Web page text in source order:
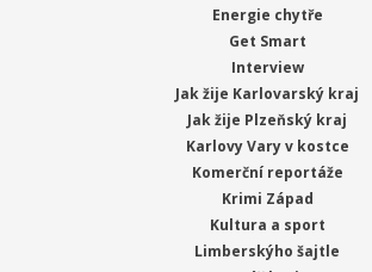
Energie chytře
Get Smart
Interview
Jak žije Karlovarský kraj
Jak žije Plzeňský kraj
Karlovy Vary v kostce
Komerční reportáže
Krimi Západ
Kultura a sport
Limberskýho šajtle